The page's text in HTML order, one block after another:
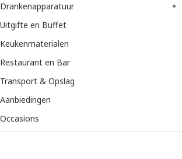
Drankenapparatuur
Uitgifte en Buffet
Keukenmaterialen
Restaurant en Bar
Transport & Opslag
Aanbiedingen
Occasions